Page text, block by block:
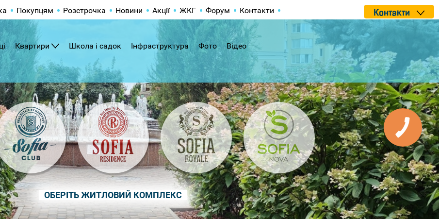
ОБЕРІТЬ ЖИТЛОВИЙ КОМПЛЕКС
Покупцям Розстрочка Новини Акції ЖКГ Форум Контакти Контакти
Квартири Школа і садок Інфраструктура Фото Відео